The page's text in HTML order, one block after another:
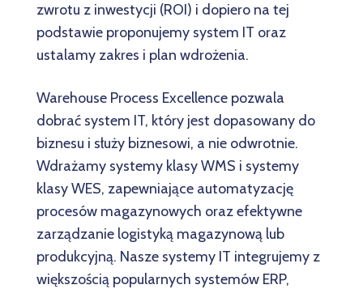
zwrotu z inwestycji (ROI) i dopiero na tej
podstawie proponujemy system IT oraz
ustalamy zakres i plan wdrożenia.
Warehouse Process Excellence pozwala
dobrać system IT, który jest dopasowany do
biznesu i służy biznesowi, a nie odwrotnie.
Wdrażamy systemy klasy WMS i systemy
klasy WES, zapewniające automatyzację
procesów magazynowych oraz efektywne
zarządzanie logistyką magazynową lub
produkcyjną. Nasze systemy IT integrujemy z
większością popularnych systemów ERP,